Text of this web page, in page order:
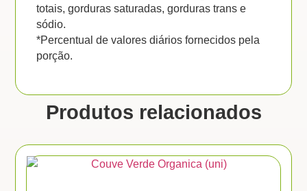
totais, gorduras saturadas, gorduras trans e
sódio.
*Percentual de valores diários fornecidos pela
porção.
Produtos relacionados